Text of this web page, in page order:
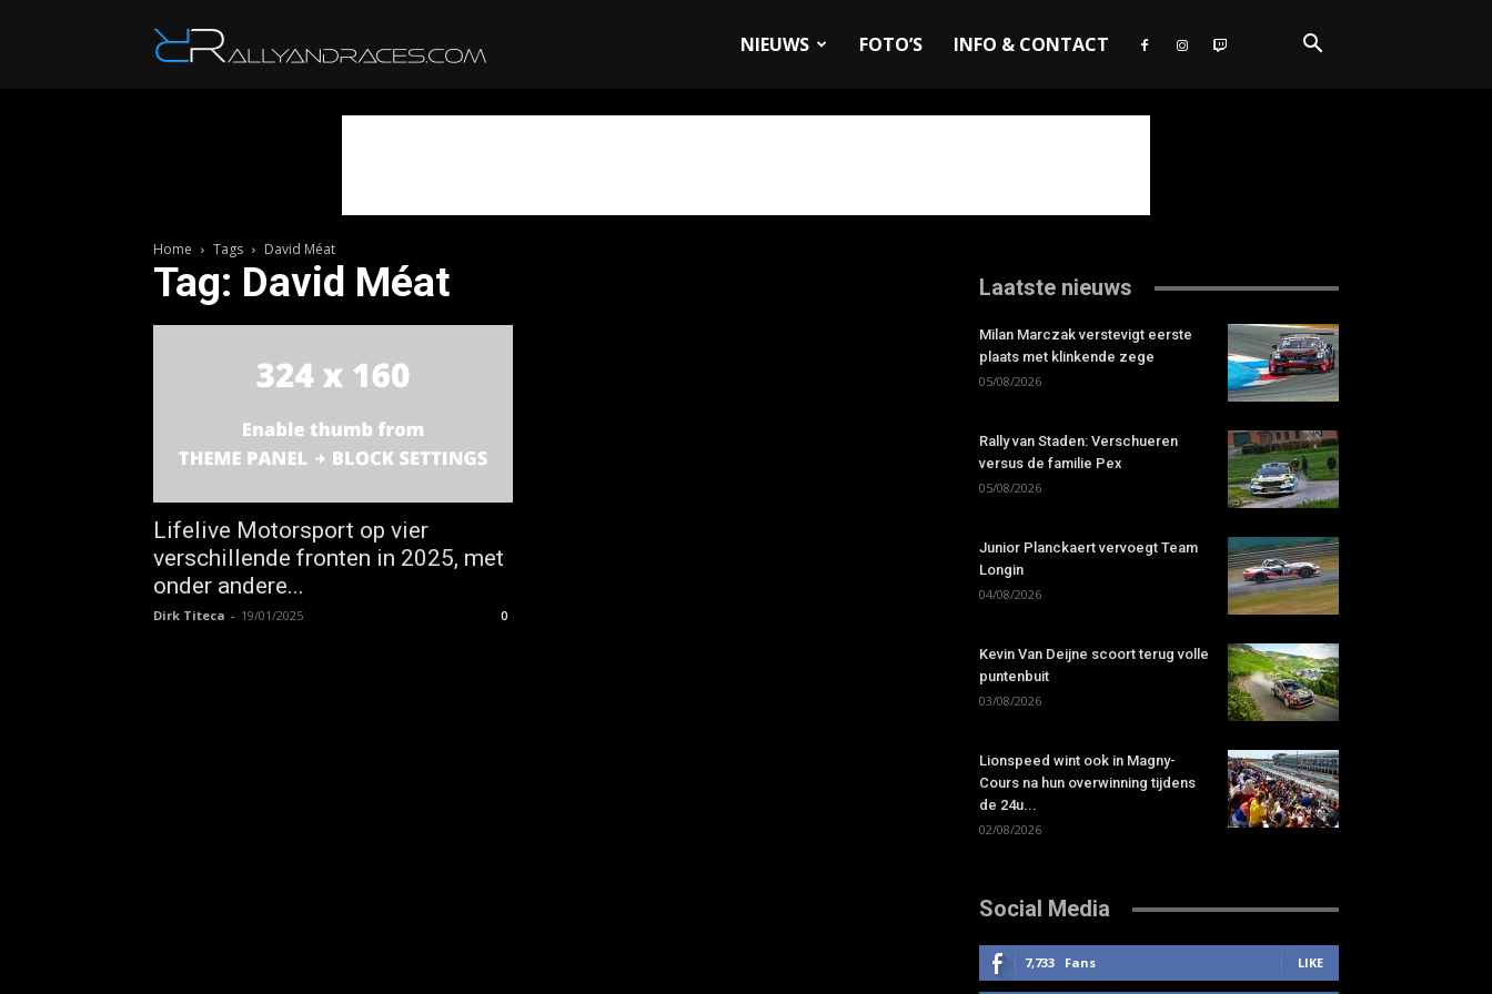
NIEUWS FOTO’S INFO & CONTACT
Home Tags David Méat
Tag: David Méat
Lifelive Motorsport op vier
verschillende fronten in 2025, met
onder andere...
Dirk Titeca - 19/01/2025 0
Laatste nieuws
Milan Marczak verstevigt eerste
plaats met klinkende zege
05/08/2026
Rally van Staden: Verschueren
versus de familie Pex
05/08/2026
Junior Planckaert vervoegt Team
Longin
04/08/2026
Kevin Van Deijne scoort terug volle
puntenbuit
03/08/2026
Lionspeed wint ook in Magny-
Cours na hun overwinning tijdens
de 24u...
02/08/2026
Social Media
7,733 Fans LIKE